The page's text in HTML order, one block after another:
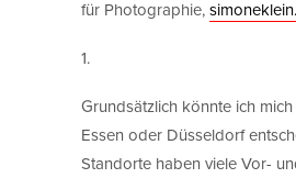
für Photographie,
1.
Grundsätzlich könnte ich
Essen oder Düsseldorf
Standorte haben viele Vor-